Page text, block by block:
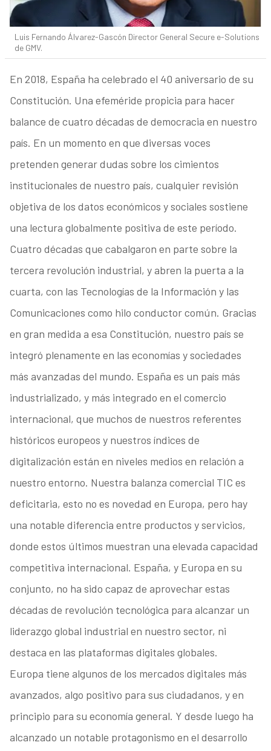
Luis Fernando Álvarez-Gascón Director General Secure e-Solutions
de GMV.
En 2018, España ha celebrado el 40 aniversario de su
Constitución. Una efeméride propicia para hacer
balance de cuatro décadas de democracia en nuestro
país. En un momento en que diversas voces
pretenden generar dudas sobre los cimientos
institucionales de nuestro país, cualquier revisión
objetiva de los datos económicos y sociales sostiene
una lectura globalmente positiva de este período.
Cuatro décadas que cabalgaron en parte sobre la
tercera revolución industrial, y abren la puerta a la
cuarta, con las Tecnologías de la Información y las
Comunicaciones como hilo conductor común. Gracias
en gran medida a esa Constitución, nuestro país se
integró plenamente en las economías y sociedades
más avanzadas del mundo. España es un país más
industrializado, y más integrado en el comercio
internacional, que muchos de nuestros referentes
históricos europeos y nuestros índices de
digitalización están en niveles medios en relación a
nuestro entorno. Nuestra balanza comercial TIC es
deficitaria, esto no es novedad en Europa, pero hay
una notable diferencia entre productos y servicios,
donde estos últimos muestran una elevada capacidad
competitiva internacional. España, y Europa en su
conjunto, no ha sido capaz de aprovechar estas
décadas de revolución tecnológica para alcanzar un
liderazgo global industrial en nuestro sector, ni
destaca en las plataformas digitales globales.
Europa tiene algunos de los mercados digitales más
avanzados, algo positivo para sus ciudadanos, y en
principio para su economía general. Y desde luego ha
alcanzado un notable protagonismo en el desarrollo